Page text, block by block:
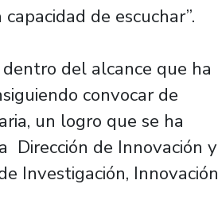
de escuchar”.
del alcance que ha
convocar de
un logro que se ha
Dirección de Innovación y
Investigación, Innovación